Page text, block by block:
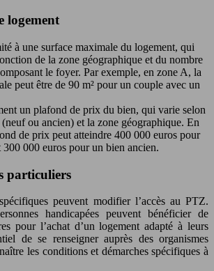
logement
à une surface maximale du logement, qui
de la zone géographique et du nombre
le foyer. Par exemple, en zone A, la
peut être de 90 m² pour un couple avec un
un plafond de prix du bien, qui varie selon
ou ancien) et la zone géographique. En
de prix peut atteindre 400 000 euros pour
000 euros pour un bien ancien.
particuliers
peuvent modifier l’accès au PTZ.
handicapées peuvent bénéficier de
pour l’achat d’un logement adapté à leurs
de se renseigner auprès des organismes
les conditions et démarches spécifiques à